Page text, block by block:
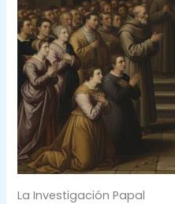
La Investigación Papal